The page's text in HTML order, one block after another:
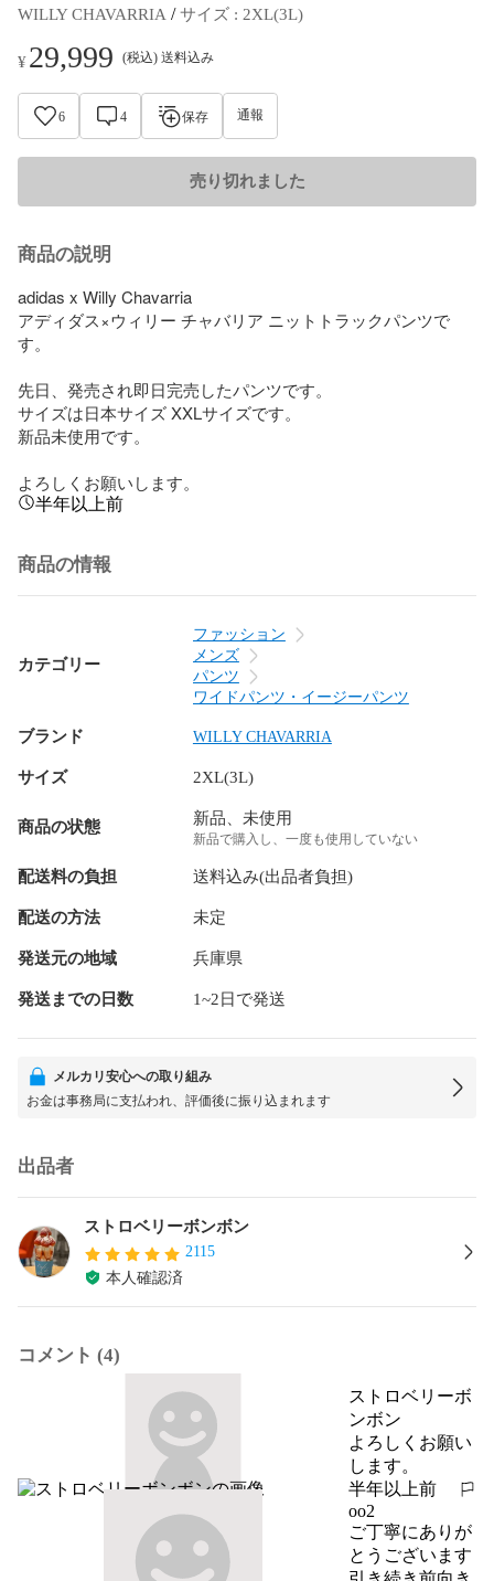
WILLY CHAVARRIA / サイズ : 2XL(3L)
¥29,999 (税込) 送料込み
6 4 保存 通報
売り切れました
商品の説明
adidas x Willy Chavarria
アディダス×ウィリー チャバリア ニットトラックパンツで
す。
先日、発売され即日完売したパンツです。
サイズは日本サイズ XXLサイズです。
新品未使用です。
よろしくお願いします。
半年以上前
商品の情報
カテゴリー
ファッション
メンズ
パンツ
ワイドパンツ・イージーパンツ
ブランド WILLY CHAVARRIA
サイズ 2XL(3L)
商品の状態 新品、未使用
新品で購入し、一度も使用していない
配送料の負担 送料込み(出品者負担)
配送の方法 未定
発送元の地域 兵庫県
発送までの日数 1~2日で発送
メルカリ安心への取り組み
お金は事務局に支払われ、評価後に振り込まれます
出品者
ストロベリーボンボン
2115
本人確認済
コメント (4)
ストロベリーボ
ンボン
よろしくお願い
します。
半年以上前
報告する
oo2
ご丁寧にありが
とうございます